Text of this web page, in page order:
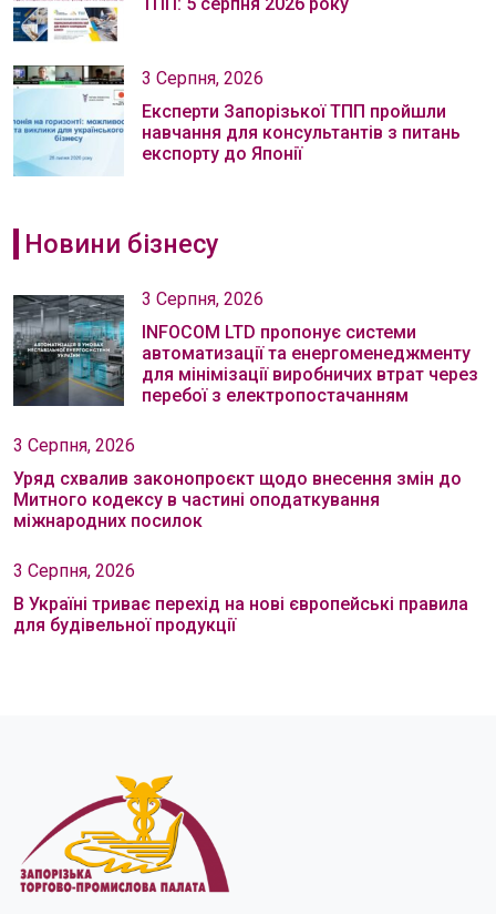
3 Серпня, 2026
Експерти Запорізької ТПП пройшли
навчання для консультантів з питань
експорту до Японії
Новини бізнесу
3 Серпня, 2026
INFOCOM LTD пропонує системи
автоматизації та енергоменеджменту
для мінімізації виробничих втрат через
перебої з електропостачанням
3 Серпня, 2026
Уряд схвалив законопроєкт щодо внесення змін до
Митного кодексу в частині оподаткування
міжнародних посилок
3 Серпня, 2026
В Україні триває перехід на нові європейські правила
для будівельної продукції